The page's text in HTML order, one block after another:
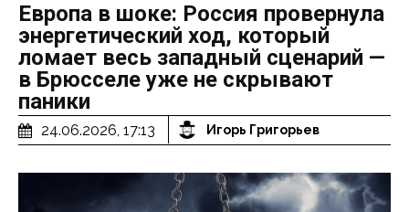
Европа в шоке: Россия провернула
энергетический ход, который
ломает весь западный сценарий —
в Брюсселе уже не скрывают
паники
24.06.2026, 17:13 Игорь Григорьев